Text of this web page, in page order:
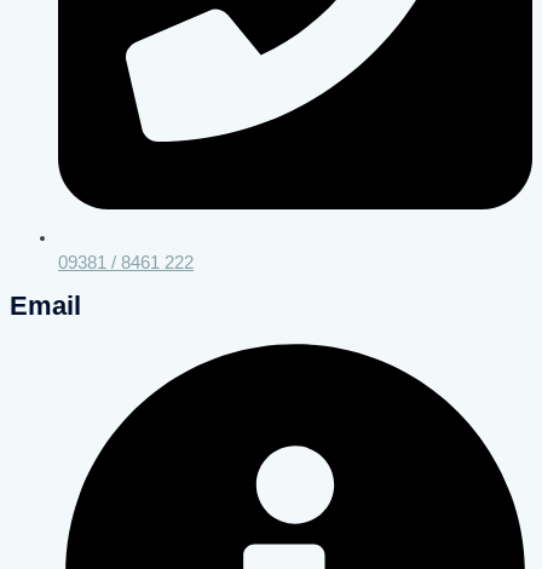
09381 / 8461 222
Email